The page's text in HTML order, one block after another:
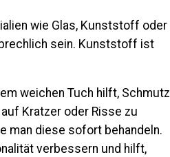
wie Glas, Kunststoff oder
sein. Kunststoff ist
weichen Tuch hilft, Schmutz
Kratzer oder Risse zu
man diese sofort behandeln.
verbessern und hilft,